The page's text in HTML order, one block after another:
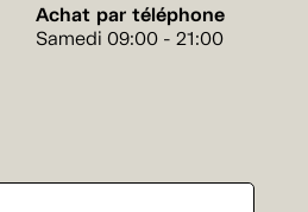
Achat par téléphone
Samedi 09:00 - 21:00